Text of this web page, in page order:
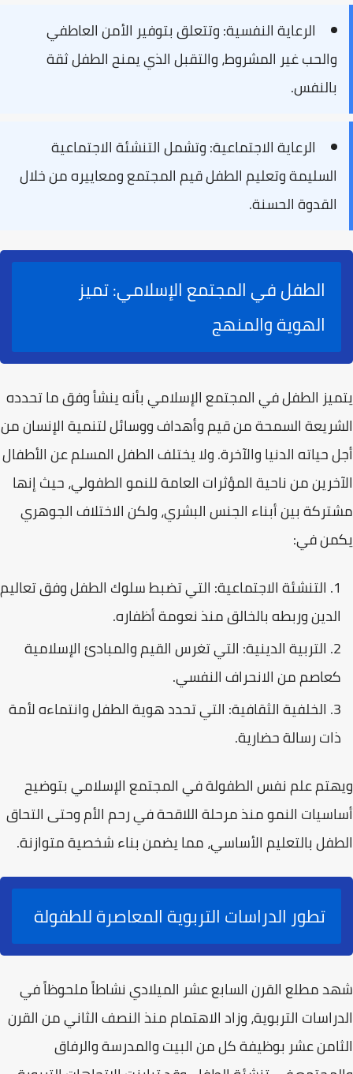
الرعاية النفسية:وتتعلق بتوفير الأمن العاطفي
والحب غير المشروط، والتقبل الذي يمنح الطفل ثقة
بالنفس.
الرعاية الاجتماعية:وتشمل التنشئة الاجتماعية
السليمة وتعليم الطفل قيم المجتمع ومعاييره من خلال
القدوة الحسنة.
الطفل في المجتمع الإسلامي: تميز
الهوية والمنهج
يتميز الطفل في المجتمع الإسلامي بأنه ينشأ وفق ما تحدده
الشريعة السمحة من قيم وأهداف ووسائل لتنمية الإنسان من
أجل حياته الدنيا والآخرة. ولا يختلف الطفل المسلم عن الأطفال
الآخرين من ناحية المؤثرات العامة للنمو الطفولي، حيث إنها
مشتركة بين أبناء الجنس البشري، ولكن الاختلاف الجوهري
يكمن في:
التنشئة الاجتماعية: التي تضبط سلوك الطفل وفق تعاليم
الدين وربطه بالخالق منذ نعومة أظفاره.
التربية الدينية: التي تغرس القيم والمبادئ الإسلامية
كعاصم من الانحراف النفسي.
الخلفية الثقافية: التي تحدد هوية الطفل وانتماءه لأمة
ذات رسالة حضارية.
ويهتم علم نفس الطفولة في المجتمع الإسلامي بتوضيح
أساسيات النمو منذ مرحلة اللاقحة في رحم الأم وحتى التحاق
الطفل بالتعليم الأساسي، مما يضمن بناءشخصية متوازنة.
تطور الدراسات التربوية المعاصرة للطفولة
شهد مطلع القرن السابع عشر الميلادي نشاطاً ملحوظاً في
الدراسات التربوية، وزاد الاهتمام منذ النصف الثاني من القرن
الثامن عشر بوظيفة كل من البيت والمدرسة والرفاق